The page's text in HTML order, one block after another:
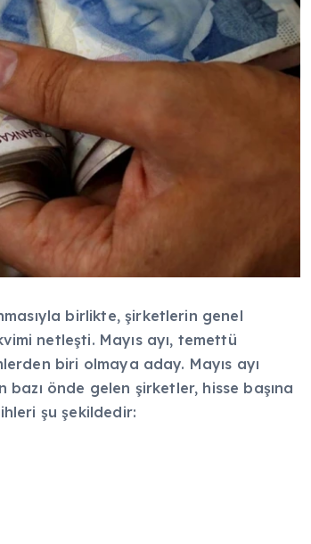
birlikte, şirketlerin genel
netleşti. Mayıs ayı, temettü
biri olmaya aday. Mayıs ayı
bazı önde gelen şirketler, hisse başına
şu şekildedir: